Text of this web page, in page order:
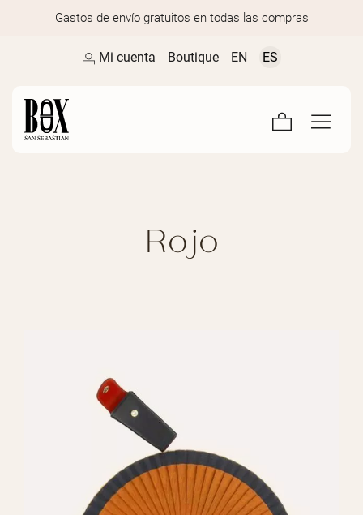
Gastos de envío gratuitos en todas las compras
Mi cuenta Boutique EN ES
Rojo